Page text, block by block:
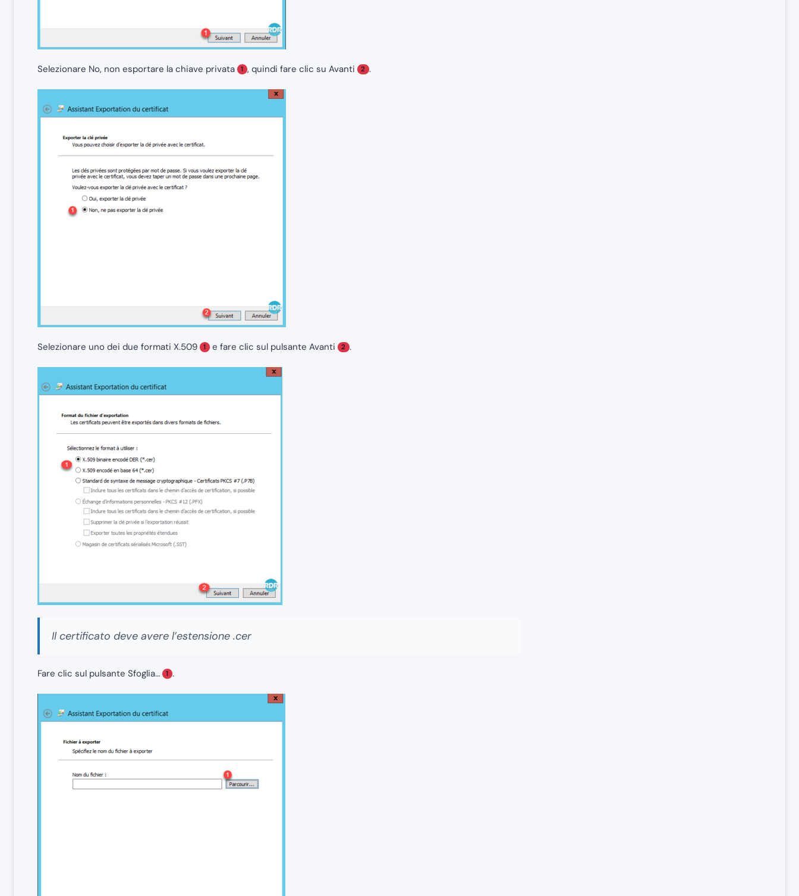
Selezionare No, non esportare la chiave privata 1 , quindi fare clic su Avanti 2 .
Selezionare uno dei due formati X.509 1 e fare clic sul pulsante Avanti 2 .
Il certificato deve avere l’estensione .cer
Fare clic sul pulsante Sfoglia… 1 .